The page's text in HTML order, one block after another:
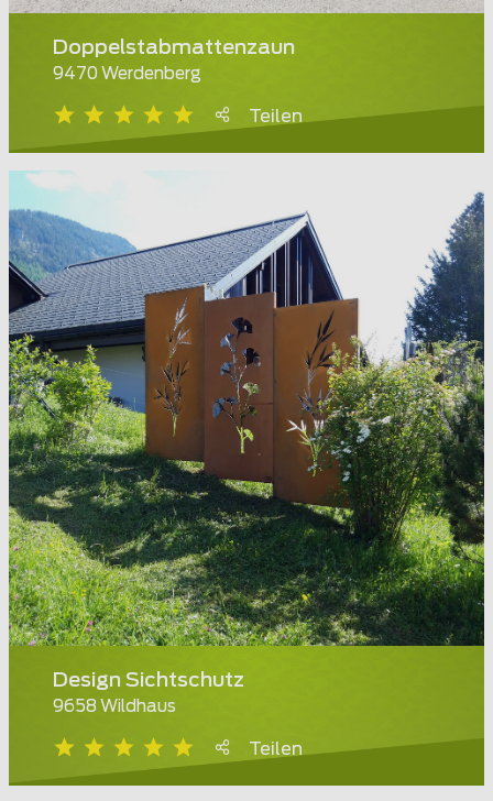
Doppelstabmattenzaun
9470 Werdenberg
Teilen
Design Sichtschutz
9658 Wildhaus
Teilen